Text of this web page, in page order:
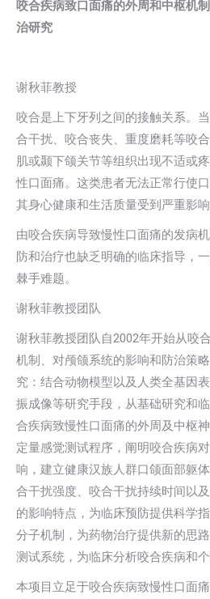
咬合疾病致口面痛的外周和中枢机
治研究
谢秋菲教授
咬合是上下牙列之间的接触关系。
合干扰、咬合丧失、重度磨耗等咬
肌或颞下颌关节等组织出现不适或
性口面痛。这类患者无法正常行使
其身心健康和生活质量受到严重影响
由咬合疾病导致慢性口面痛的发病
防和治疗也缺乏明确的临床指导，
棘手难题。
谢秋菲教授团队
谢秋菲教授团队自2002年开始从咬
机制、对颅颌系统的影响和防治策
究：结合动物模型以及人类全基因
振成像等研究手段，从基础研究和
合疾病致慢性口面痛的外周及中枢
定量感觉测试程序，阐明咬合疾病
响，建立健康汉族人群口颌面部躯
合干扰强度、咬合干扰持续时间以
的影响特点，为临床预防提供科学
分子机制，为药物治疗提供新的思
测试系统，为临床分析咬合疾病和
本项目立足于咬合疾病致慢性口面